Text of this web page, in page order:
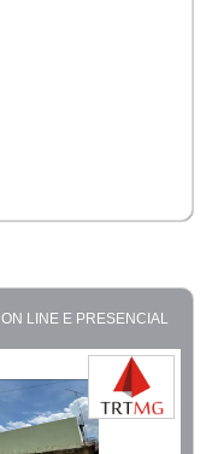
ON LINE E PRESENCIAL